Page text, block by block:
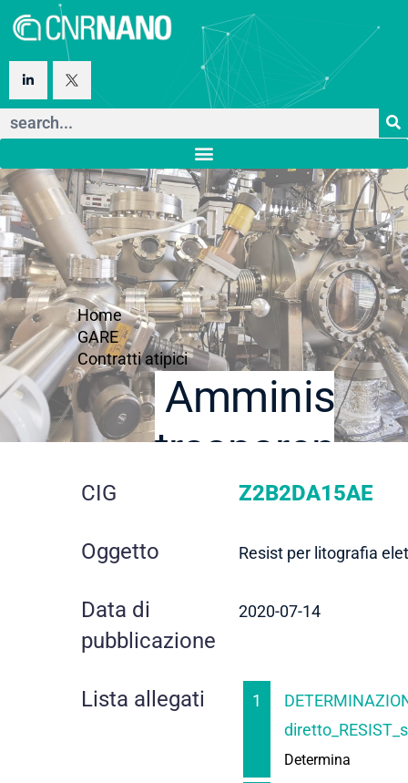
Home
GARE
Contratti atipici
trasparente
dettaglio
gara
CIG Z2B2DA15AE
Oggetto Resist per litografia
Data di
pubblicazione
2020-07-14
Lista allegati 1
Determina